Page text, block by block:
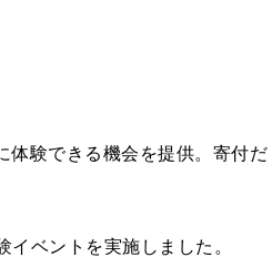
体験できる機会を提供。寄付だ
ベントを実施しました。